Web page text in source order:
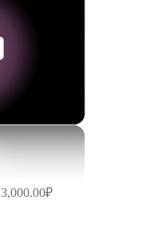
3,000.00₽